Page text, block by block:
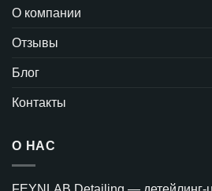
О компании
Отзывы
Блог
Контакты
О НАС